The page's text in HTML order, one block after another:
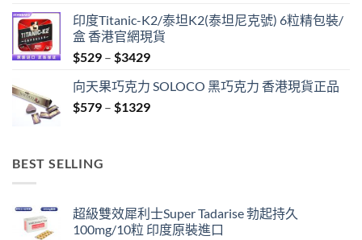
$459
through
$1329
印度Titanic-K2/泰坦K2(泰坦尼克號) 6粒精包裝/
盒 香港官網現貨
$529 – $3429Price
$529
through
向天果巧克力 SOLOCO 黑巧克力 香港現貨正品
$579 – $1329Price
BEST SELLING
超級雙效犀利士Super Tadarise 勃起持久
100mg/10粒 印度原裝進口